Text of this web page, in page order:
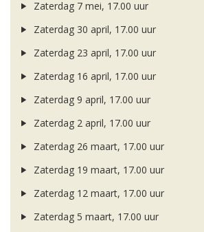
Zaterdag 7 mei, 17.00 uur
Zaterdag 30 april, 17.00 uur
Zaterdag 23 april, 17.00 uur
Zaterdag 16 april, 17.00 uur
Zaterdag 9 april, 17.00 uur
Zaterdag 2 april, 17.00 uur
Zaterdag 26 maart, 17.00 uur
Zaterdag 19 maart, 17.00 uur
Zaterdag 12 maart, 17.00 uur
Zaterdag 5 maart, 17.00 uur